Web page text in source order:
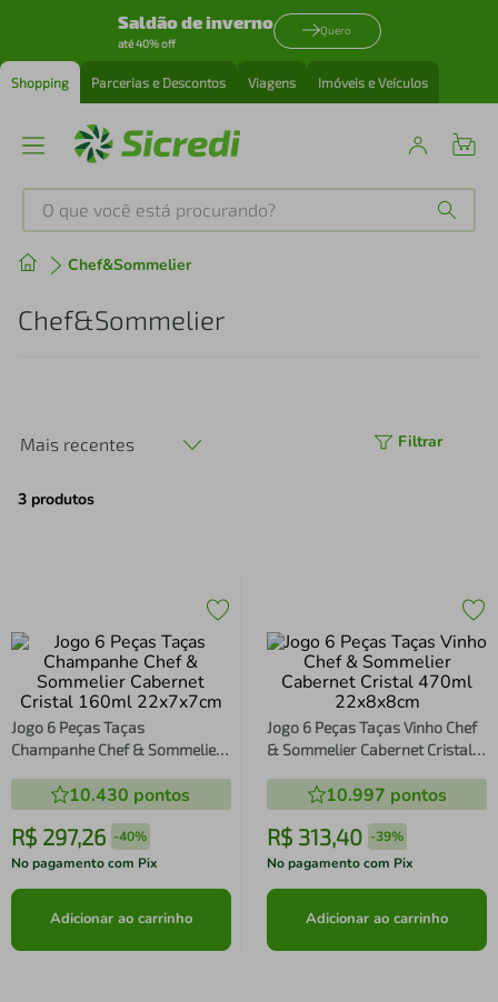
Saldão de inverno
até 40% off
Quero
Shopping Parcerias e Descontos Viagens Imóveis e Veículos
O que você está procurando?
Chef&Sommelier
Chef&Sommelier
Mais recentes Filtrar
3 produtos
Jogo 6 Peças Taças
Champanhe Chef & Sommelier
22x7x7cm10.430 pontos
R$ 297,26 -40%
No pagamento com Pix
Adicionar ao carrinho
Jogo 6 Peças Taças Vinho Chef
& Sommelier Cabernet Cristal
10.997 pontos
R$ 313,40 -39%
No pagamento com Pix
Adicionar ao carrinho
Produtos mais buscados
º tenis
perfume
4º air fryer